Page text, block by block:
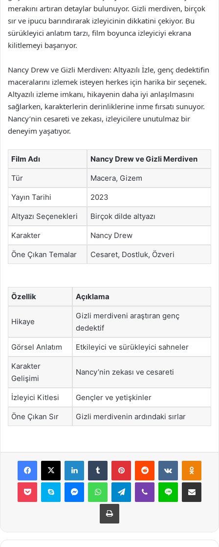
merakını artıran detaylar bulunuyor. Gizli merdiven, birçok
sır ve ipucu barındırarak izleyicinin dikkatini çekiyor. Bu
sürükleyici anlatım tarzı, film boyunca izleyiciyi ekrana
kilitlemeyi başarıyor.
Nancy Drew ve Gizli Merdiven: Altyazılı İzle, genç dedektifin
maceralarını izlemek isteyen herkes için harika bir seçenek.
Altyazılı izleme imkanı, hikayenin daha iyi anlaşılmasını
sağlarken, karakterlerin derinliklerine inme fırsatı sunuyor.
Nancy’nin cesareti ve zekası, izleyicilere unutulmaz bir
deneyim yaşatıyor.
Film Adı Nancy Drew ve Gizli Merdiven
Tür Macera, Gizem
Yayın Tarihi 2023
Altyazı Seçenekleri Birçok dilde altyazı
Karakter Nancy Drew
Öne Çıkan Temalar Cesaret, Dostluk, Özveri
Özellik Açıklama
Hikaye
Gizli merdiveni araştıran genç
dedektif
Görsel Anlatım Etkileyici ve sürükleyici sahneler
Karakter
Gelişimi
Nancy’nin zekası ve cesareti
İzleyici Kitlesi Gençler ve yetişkinler
Öne Çıkan Sır Gizli merdivenin ardındaki sırlar
Facebook
X LinkedInTumblr PinterestReddit VKontakte
Pocket Skype MessengerWhatsAppTelegramViber Line E-Posta ile
Yazdır